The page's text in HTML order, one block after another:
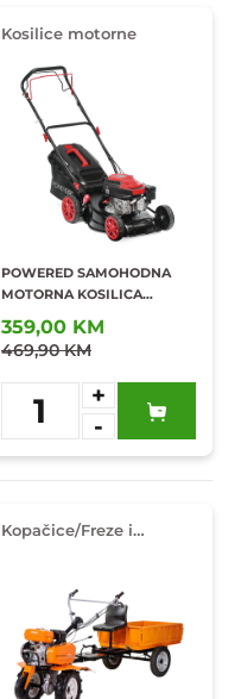
Kosilice motorne
POWERED SAMOHODNA
MOTORNA KOSILICA
2KW/127CC
359,00 KM
469,90 KM
1
+
-
Dodaj u
omiljene
Kopačice/Freze i